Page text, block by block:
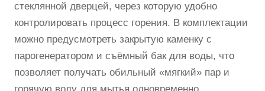
стеклянной дверцей, через которую удобно
контролировать процесс горения. В комплектации
можно предусмотреть закрытую каменку с
парогенератором и съёмный бак для воды, что
позволяет получать обильный «мягкий» пар и